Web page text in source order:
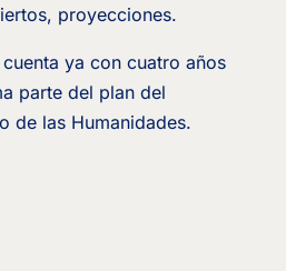
proyecciones.
ya con cuatro años
parte del plan del
de las Humanidades.